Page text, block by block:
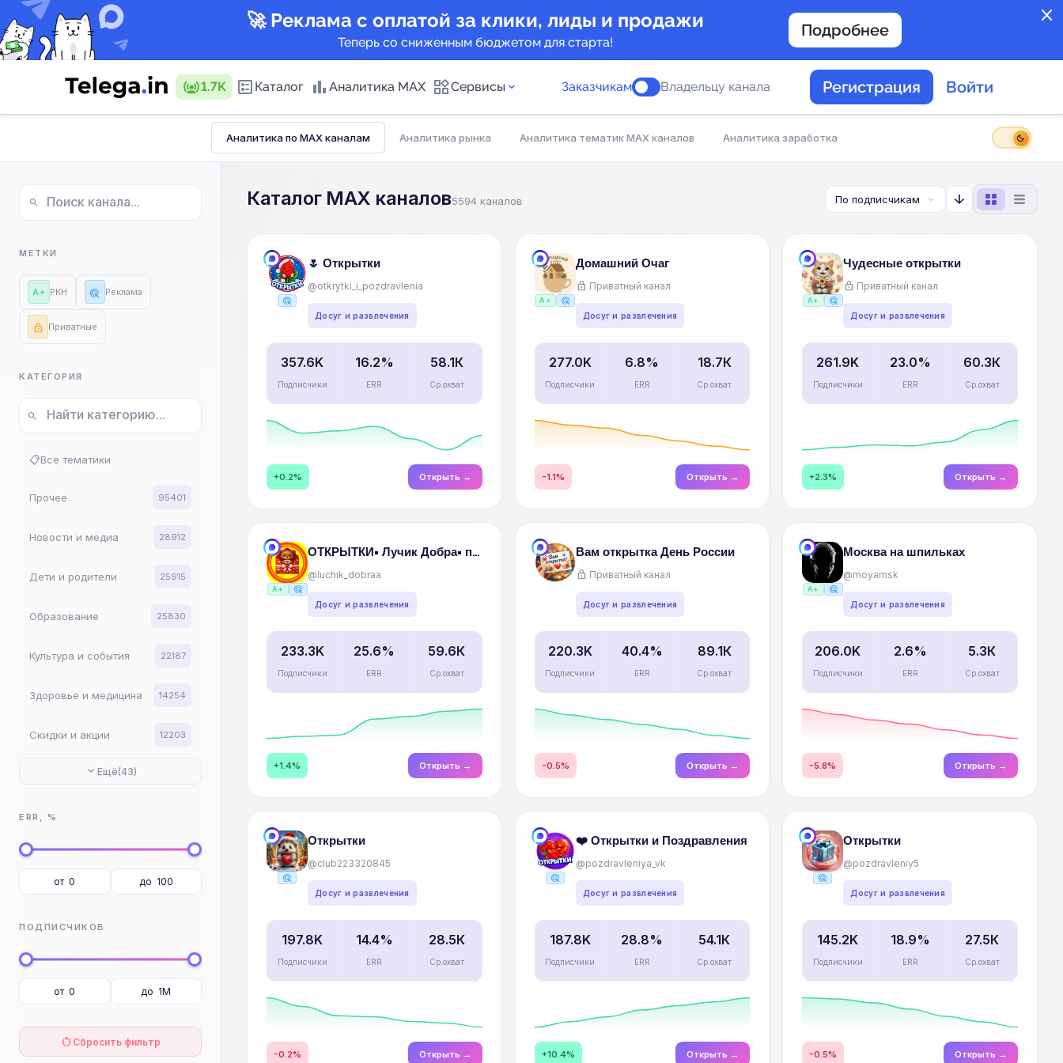
close
🚀 Реклама с оплатой за клики, лиды и продажи
Теперь со сниженным бюджетом для старта!
Подробнее
1.7K Каталог Аналитика MAX Сервисы
Каталог каналов
Индекс читаемости каналов в
Аналитика MAX каналов
сопровождение
Аналитика Telegram
Заказчикам Владельцу канала Регистрация Войти
Аналитика по MAX каналам Аналитика рынка Аналитика тематик MAX каналов Аналитика заработка dark_mode
search
МЕТКИ
A+ РКН ads_click Реклама
lock Приватные
КАТЕГОРИЯ
search
📋Все тематики
Прочее 95401
Новости и медиа 28912
Дети и родители 25915
Образование 25830
Культура и события 22187
Здоровье и медицина 14254
Скидки и акции 12203
expand_more Ещё(43)
ERR, %
ПОДПИСЧИКОВ
restart_alt Сбросить фильтр
Каталог MAX каналов5594 каналов arrow_downward
ads_click
🌷 Открытки
@otkrytki_i_pozdravlenia
Досуг и развлечения
357.6K
Подписчики
16.2%
ERR
58.1К
Ср.охват
+0.2% Открыть →
A+ ads_click
Домашний Очаг
lock Приватный канал
Досуг и развлечения
277.0K
Подписчики
6.8%
ERR
18.7К
Ср.охват
-1.1% Открыть →
A+ ads_click
Чудесные открытки
lock Приватный канал
Досуг и развлечения
261.9K
Подписчики
23.0%
ERR
60.3К
Ср.охват
+2.3% Открыть →
A+ ads_click
ОТКРЫТКИ• Лучик Добра• пожелание праздники душевные песни
@luchik_dobraa
Досуг и развлечения
233.3K
Подписчики
25.6%
ERR
59.6К
Ср.охват
+1.4% Открыть →
Вам открытка День России
lock Приватный канал
Досуг и развлечения
220.3K
Подписчики
40.4%
ERR
89.1К
Ср.охват
-0.5% Открыть →
A+ ads_click
Москва на шпильках
@moyamsk
Досуг и развлечения
206.0K
Подписчики
2.6%
ERR
5.3К
Ср.охват
-5.8% Открыть →
ads_click
Открытки
@club223320845
Досуг и развлечения
197.8K
Подписчики
14.4%
ERR
28.5К
Ср.охват
-0.2% Открыть →
ads_click
❤️ Открытки и Поздравления
@pozdravleniya_vk
Досуг и развлечения
187.8K
Подписчики
28.8%
ERR
54.1К
Ср.охват
+10.4% Открыть →
ads_click
Открытки
@pozdravleniy5
Досуг и развлечения
145.2K
Подписчики
18.9%
ERR
27.5К
Ср.охват
-0.5% Открыть →